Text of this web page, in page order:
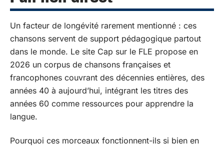
Un facteur de longévité rarement mentionné : ces
chansons servent de support pédagogique partout
dans le monde. Le site Cap sur le FLE propose en
2026 un corpus de chansons françaises et
francophones couvrant des décennies entières, des
années 40 à aujourd’hui, intégrant les titres des
années 60 comme ressources pour apprendre la
langue.
Pourquoi ces morceaux fonctionnent-ils si bien en